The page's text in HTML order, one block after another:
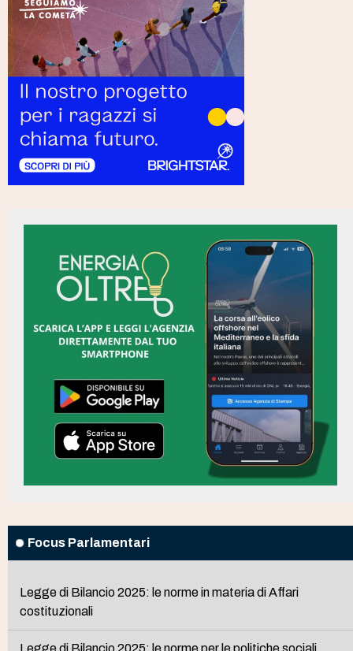
Focus Parlamentari
Legge di Bilancio 2025: le norme in materia di Affari
costituzionali